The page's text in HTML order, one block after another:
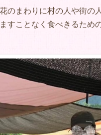
のまわりに村の人や街の
すことなく食べきるため